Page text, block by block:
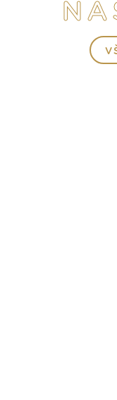
KDE
NÁŠ
PIVNÍ